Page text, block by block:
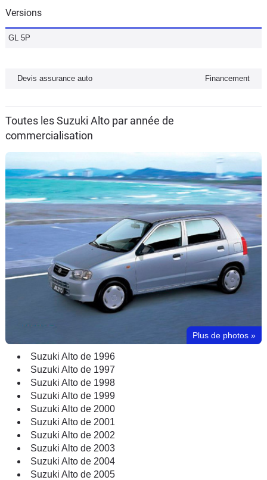
Utilitaires
Auto
Services
Forum
Moto
Marques
Versions
GL 5P
Devis assurance auto Financement
Toutes les Suzuki Alto par année de
commercialisation
Plus de photos »
Suzuki Alto de 1996
Suzuki Alto de 1997
Suzuki Alto de 1998
Suzuki Alto de 1999
Suzuki Alto de 2000
Suzuki Alto de 2001
Suzuki Alto de 2002
Suzuki Alto de 2003
Suzuki Alto de 2004
Suzuki Alto de 2005